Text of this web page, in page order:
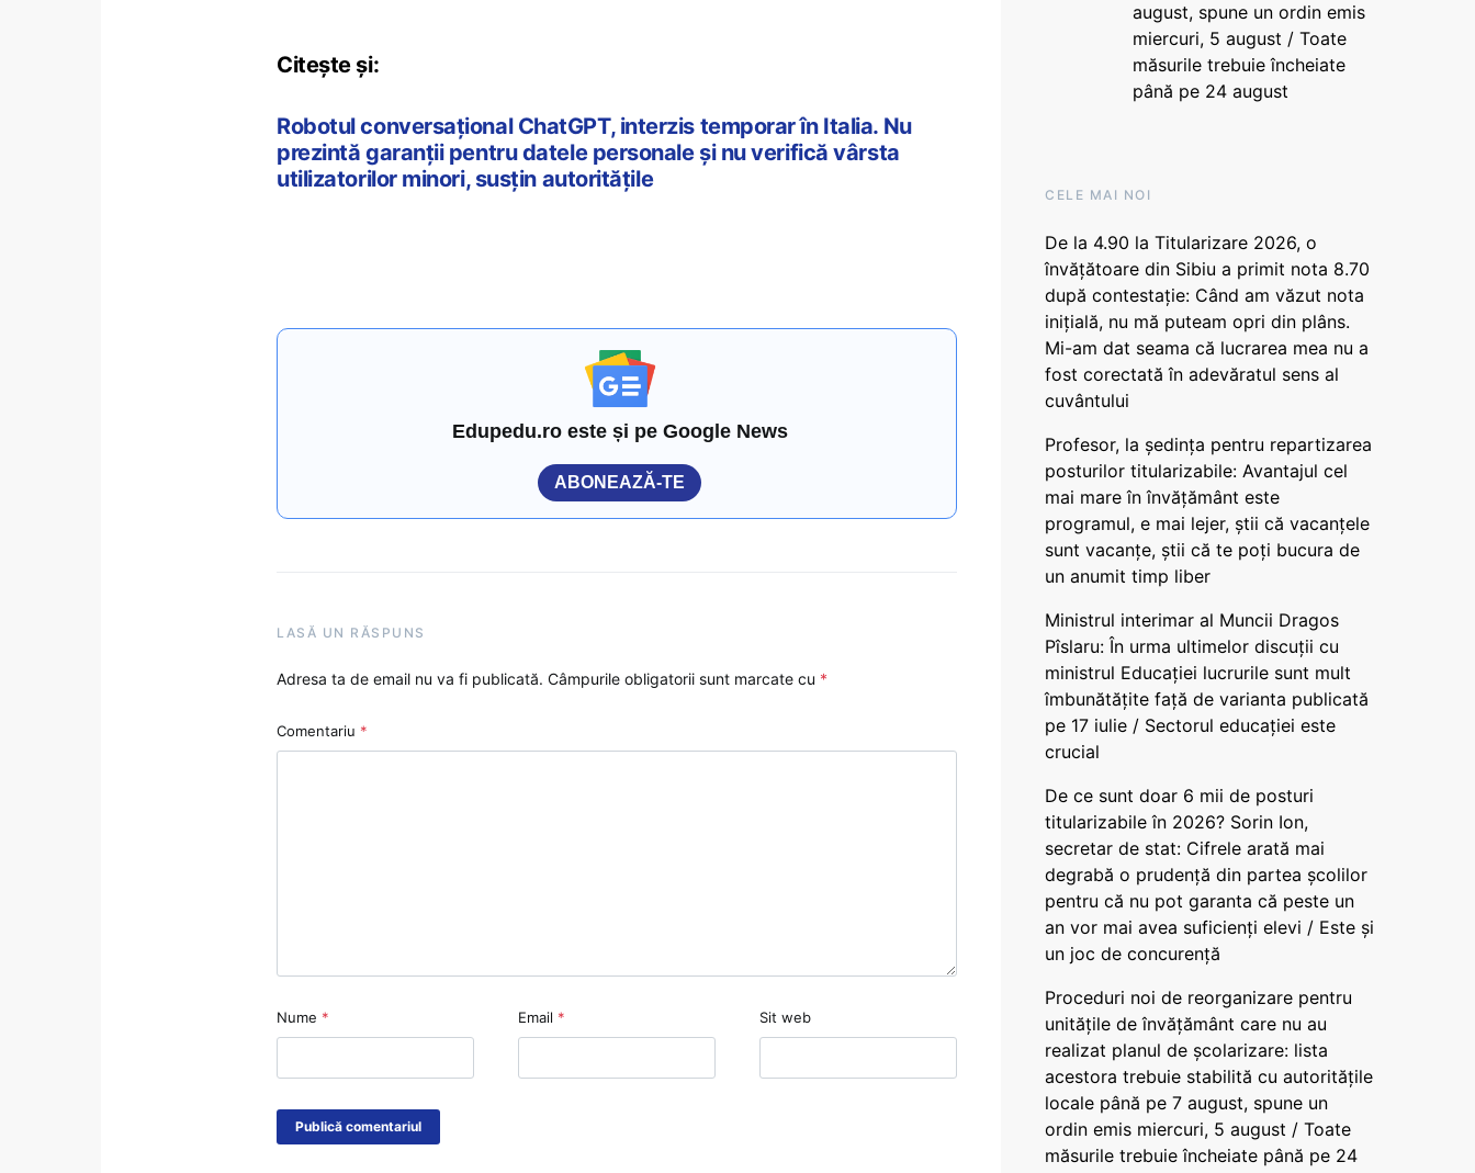
Citește și:
Robotul conversațional ChatGPT, interzis temporar în Italia. Nu
prezintă garanții pentru datele personale și nu verifică vârsta
utilizatorilor minori, susțin autoritățile
Edupedu.ro este și pe Google News
ABONEAZĂ-TE
LASĂ UN RĂSPUNS
Adresa ta de email nu va fi publicată. Câmpurile obligatorii sunt marcate cu *
Comentariu *
Nume * Email * Sit web
august, spune un ordin emis
miercuri, 5 august / Toate
măsurile trebuie încheiate
până pe 24 august
CELE MAI NOI
De la 4.90 la Titularizare 2026, o
învățătoare din Sibiu a primit nota 8.70
după contestație: Când am văzut nota
inițială, nu mă puteam opri din plâns.
Mi-am dat seama că lucrarea mea nu a
fost corectată în adevăratul sens al
cuvântului
Profesor, la ședința pentru repartizarea
posturilor titularizabile: Avantajul cel
mai mare în învățământ este
programul, e mai lejer, știi că vacanțele
sunt vacanţe, știi că te poți bucura de
un anumit timp liber
Ministrul interimar al Muncii Dragos
Pîslaru: În urma ultimelor discuții cu
ministrul Educației lucrurile sunt mult
îmbunătățite față de varianta publicată
pe 17 iulie / Sectorul educației este
crucial
De ce sunt doar 6 mii de posturi
titularizabile în 2026? Sorin Ion,
secretar de stat: Cifrele arată mai
degrabă o prudență din partea școlilor
pentru că nu pot garanta că peste un
an vor mai avea suficienți elevi / Este și
un joc de concurență
Proceduri noi de reorganizare pentru
unitățile de învățământ care nu au
realizat planul de școlarizare: lista
acestora trebuie stabilită cu autoritățile
locale până pe 7 august, spune un
ordin emis miercuri, 5 august / Toate
măsurile trebuie încheiate până pe 24